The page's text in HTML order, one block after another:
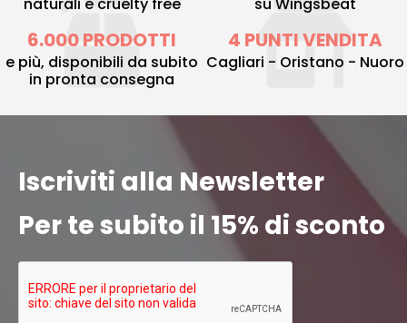
naturali e cruelty free
su Wingsbeat
6.000 PRODOTTI
e più, disponibili da subito
in pronta consegna
4 PUNTI VENDITA
Cagliari - Oristano - Nuoro
Iscriviti alla Newsletter
Per te subito il 15% di sconto